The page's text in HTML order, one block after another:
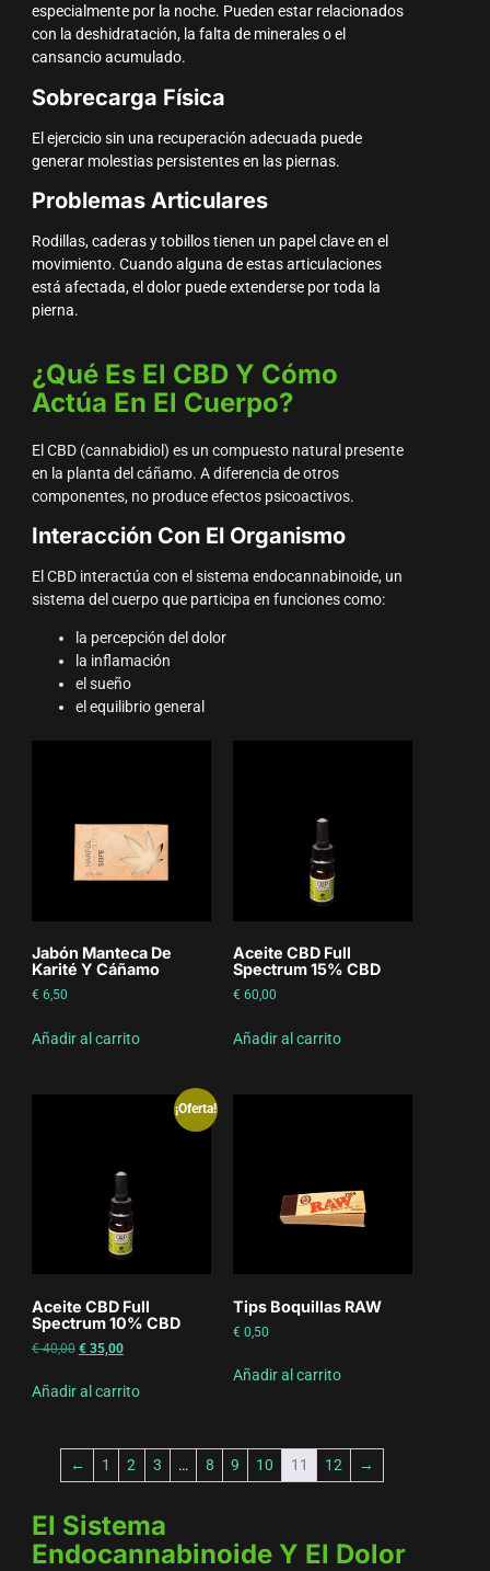
especialmente por la noche. Pueden estar relacionados
con la deshidratación, la falta de minerales o el
cansancio acumulado.
Sobrecarga Física
El ejercicio sin una recuperación adecuada puede
generar molestias persistentes en las piernas.
Problemas Articulares
Rodillas, caderas y tobillos tienen un papel clave en el
movimiento. Cuando alguna de estas articulaciones
está afectada, el dolor puede extenderse por toda la
pierna.
¿Qué Es El CBD Y Cómo
Actúa En El Cuerpo?
El CBD (cannabidiol) es un compuesto natural presente
en la planta del cáñamo. A diferencia de otros
componentes, no produce efectos psicoactivos.
Interacción Con El Organismo
El CBD interactúa con el sistema endocannabinoide, un
sistema del cuerpo que participa en funciones como:
la percepción del dolor
la inflamación
el sueño
el equilibrio general
Jabón Manteca De
Karité Y Cáñamo
€ 6,50
Añadir al carrito
Aceite CBD Full
Spectrum 15% CBD
€ 60,00
Añadir al carrito
¡Oferta!
Aceite CBD Full
Spectrum 10% CBD
€40,00 €35,00
Añadir al carrito
Tips Boquillas RAW
€ 0,50
Añadir al carrito
← 1 2 3 … 8 9 10 11 12 →
El Sistema
Endocannabinoide Y El Dolor